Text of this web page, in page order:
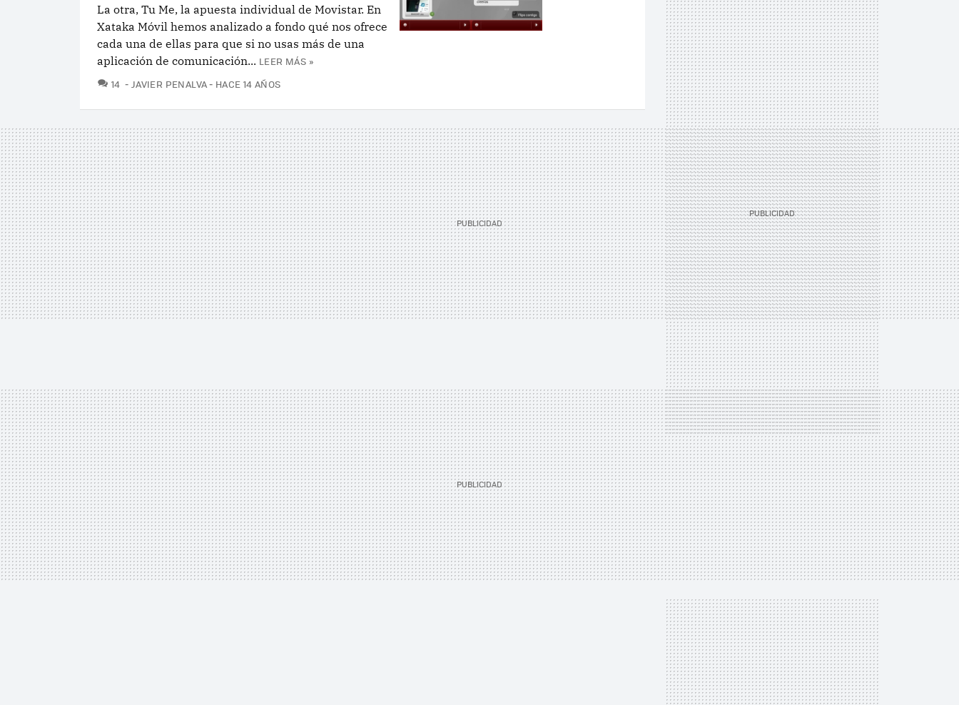
La otra, Tu Me, la apuesta individual de Movistar. En
Xataka Móvil hemos analizado a fondo qué nos ofrece
cada una de ellas para que si no usas más de una
aplicación de comunicación... LEER MÁS »
14 COMENTARIOS
JAVIER PENALVA HACE 14 AÑOS